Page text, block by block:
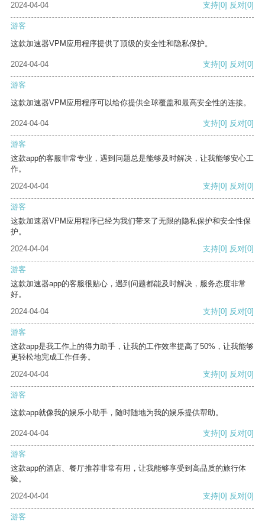
2024-04-04 支持[0] 反对[0]
游客
这款加速器VPM应用程序提供了顶级的安全性和隐私保护。
2024-04-04 支持[0] 反对[0]
游客
这款加速器VPM应用程序可以给你提供全球覆盖和最高安全性的连接。
2024-04-04 支持[0] 反对[0]
游客
这款app的客服非常专业，遇到问题总是能够及时解决，让我能够安心工
作。
2024-04-04
支持[0] 反对[0]
游客
这款加速器VPM应用程序已经为我们带来了无限的隐私保护和安全性保
护。
2024-04-04
支持[0] 反对[0]
游客
这款加速器app的客服很贴心，遇到问题都能及时解决，服务态度非常
好。
2024-04-04
支持[0] 反对[0]
游客
这款app是我工作上的得力助手，让我的工作效率提高了50%，让我能够
更轻松地完成工作任务。
2024-04-04
支持[0] 反对[0]
游客
这款app就像我的娱乐小助手，随时随地为我的娱乐提供帮助。
2024-04-04 支持[0] 反对[0]
游客
这款app的酒店、餐厅推荐非常有用，让我能够享受到高品质的旅行体
验。
2024-04-04
支持[0] 反对[0]
游客